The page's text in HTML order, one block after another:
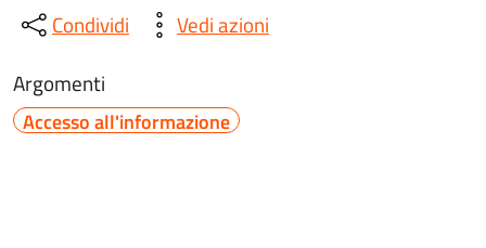
Condividi
Vedi azioni
Argomenti
Accesso all'informazione